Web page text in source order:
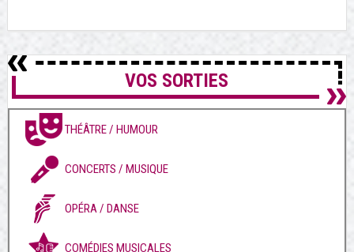
VOS SORTIES
THÉÂTRE / HUMOUR
CONCERTS / MUSIQUE
OPÉRA / DANSE
COMÉDIES MUSICALES